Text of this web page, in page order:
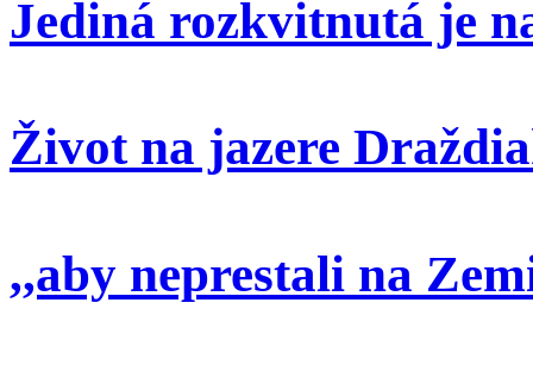
Jediná rozkvitnutá je
Život na jazere
,,aby neprestali na